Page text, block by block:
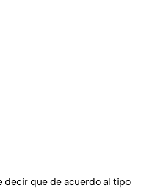
decir que de acuerdo al tipo